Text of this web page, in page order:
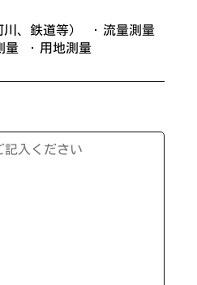
、鉄道等）
流量測量
量 用地測量